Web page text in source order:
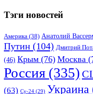
Тэги новостей
Америка (38) Анатолий
Путин (104) Дмитрий
(46) Крым (76) Москва
Россия (335)
(63) Су-24 (29) Украина